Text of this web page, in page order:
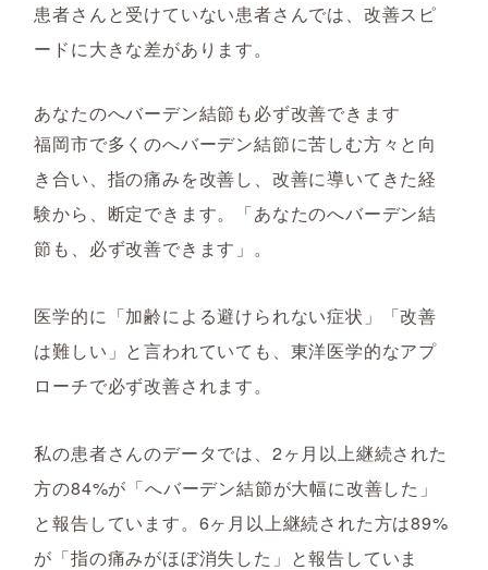
患者さんと受けていない患者さんでは、改善スピ
ードに大きな差があります。
あなたのへバーデン結節も必ず改善できます
福岡市で多くのへバーデン結節に苦しむ方々と向
き合い、指の痛みを改善し、改善に導いてきた経
験から、断定できます。「あなたのへバーデン結
節も、必ず改善できます」。
医学的に「加齢による避けられない症状」「改善
は難しい」と言われていても、東洋医学的なアプ
ローチで必ず改善されます。
私の患者さんのデータでは、2ヶ月以上継続された
方の84%が「へバーデン結節が大幅に改善した」
と報告しています。6ヶ月以上継続された方は89%
が「指の痛みがほぼ消失した」と報告していま